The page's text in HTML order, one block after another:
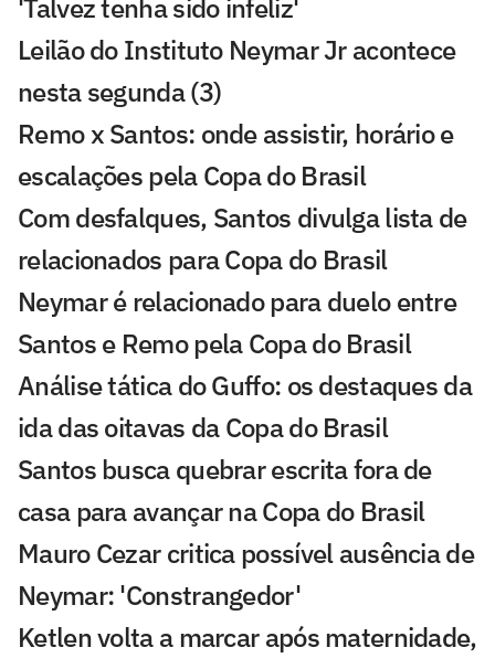
'Talvez tenha sido infeliz'
Leilão do Instituto Neymar Jr acontece
nesta segunda (3)
Remo x Santos: onde assistir, horário e
escalações pela Copa do Brasil
Com desfalques, Santos divulga lista de
relacionados para Copa do Brasil
Neymar é relacionado para duelo entre
Santos e Remo pela Copa do Brasil
Análise tática do Guffo: os destaques da
ida das oitavas da Copa do Brasil
Santos busca quebrar escrita fora de
casa para avançar na Copa do Brasil
Mauro Cezar critica possível ausência de
Neymar: 'Constrangedor'
Ketlen volta a marcar após maternidade,